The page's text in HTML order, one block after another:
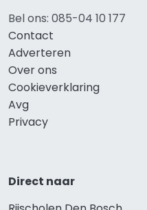
Bel ons: 085-04 10 177
Contact
Adverteren
Over ons
Cookieverklaring
Avg
Privacy
Direct naar